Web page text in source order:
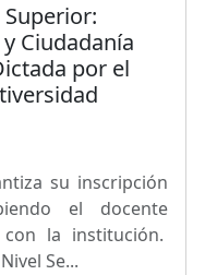
Ciudadanía
por el
su inscripción
el docente
la institución.
Se...